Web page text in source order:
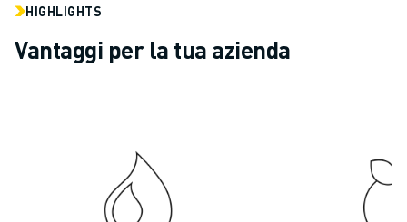
ROBOCUT MACCHINE PER ELETTROEROSIONE A FILO
SOLUZIONI PER FABBRICHE INTELLIGENTI
SOLUZIONI DI FABBRICA INTELLIGENTI PER AUMENTARE
HIGHLIGHTS
Vantaggi per la tua azienda